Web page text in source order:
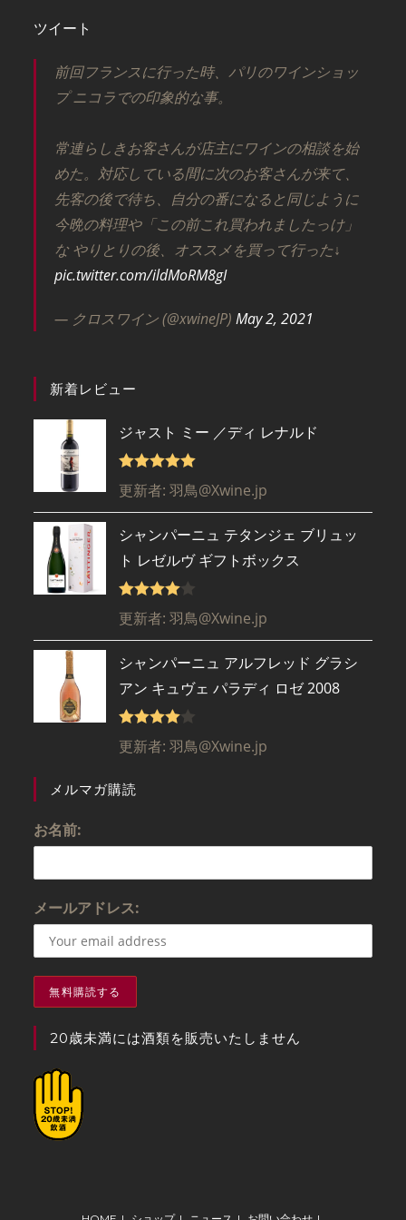
ツイート
前回フランスに行った時、パリのワインショッ
プ ニコラでの印象的な事。
常連らしきお客さんが店主にワインの相談を始
めた。対応している間に次のお客さんが来て、
先客の後で待ち、自分の番になると同じように
今晩の料理や「この前これ買われましたっけ」
な やりとりの後、オススメを買って行った↓
pic.twitter.com/ildMoRM8gI
— クロスワイン (@xwineJP)May 2, 2021
新着レビュー
ジャスト ミー ／ディ レナルド
5段階で5
更新者: 羽鳥@Xwine.jp
シャンパーニュ テタンジェ ブリュッ
ト レゼルヴ ギフトボックス
5段階で
更新者: 羽鳥@Xwine.jp
シャンパーニュ アルフレッド グラシ
アン キュヴェ パラディ ロゼ 2008
5段階で
更新者: 羽鳥@Xwine.jp
メルマガ購読
お名前:
メールアドレス:
20歳未満には酒類を販売いたしません